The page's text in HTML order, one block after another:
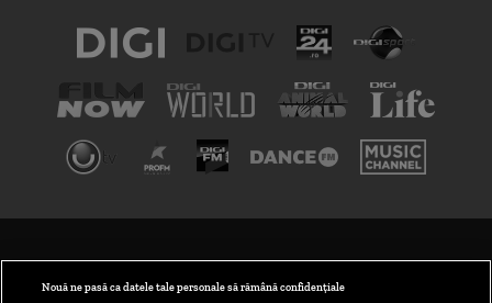
Nouă ne pasă ca datele tale personale să rămână confidențiale